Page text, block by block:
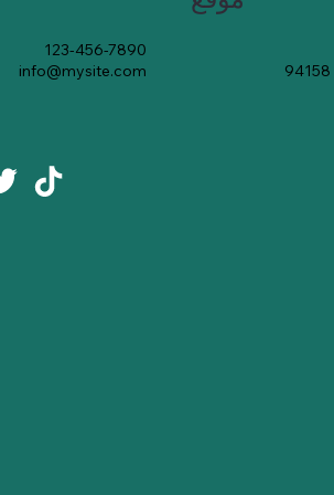
123-456-7890
info@mysite.com